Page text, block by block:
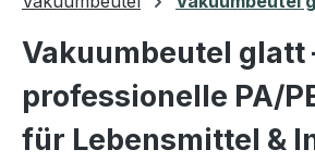
Vakuumbeutel glatt
professionelle PA/
für Lebensmittel &